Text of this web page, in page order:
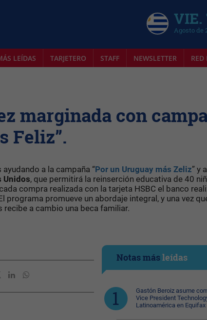
VIE.
Agosto de
LEÍDAS TARJETERO STAFF NEWSLETTER
marginada con
Feliz”.
ayudando a la campaña “Por un Uruguay más Zeliz” y
Unidos, que permitirá la reinserción educativa de 40
compra realizada con la tarjeta HSBC el banco
programa promueve un abordaje integral, y una vez
a cambio una beca familiar.
Notas másleídas
Gastón Beroiz asume
Vice President
Latinoamérica en Equifax